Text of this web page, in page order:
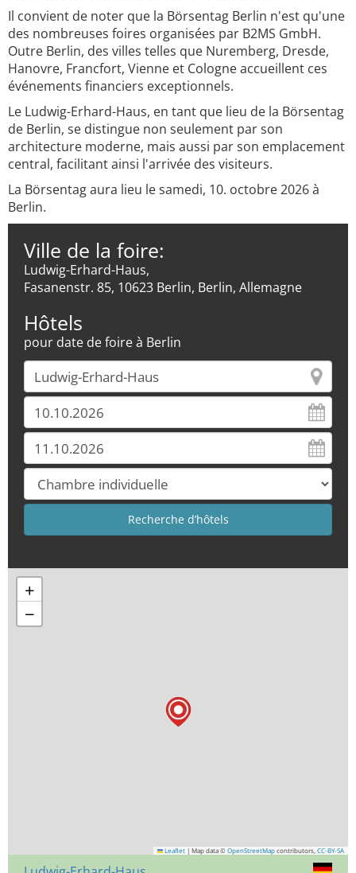
Il convient de noter que la Börsentag Berlin n'est qu'une
des nombreuses foires organisées par B2MS GmbH.
Outre Berlin, des villes telles que Nuremberg, Dresde,
Hanovre, Francfort, Vienne et Cologne accueillent ces
événements financiers exceptionnels.
Le Ludwig-Erhard-Haus, en tant que lieu de la Börsentag
de Berlin, se distingue non seulement par son
architecture moderne, mais aussi par son emplacement
central, facilitant ainsi l'arrivée des visiteurs.
La Börsentag aura lieu le samedi, 10. octobre 2026 à
Berlin.
Ville de la foire:
Ludwig-Erhard-Haus,
Fasanenstr. 85, 10623 Berlin, Berlin, Allemagne
Hôtels
pour date de foire à Berlin
+
−
Leaflet | Map data © OpenStreetMap contributors, CC-BY-SA